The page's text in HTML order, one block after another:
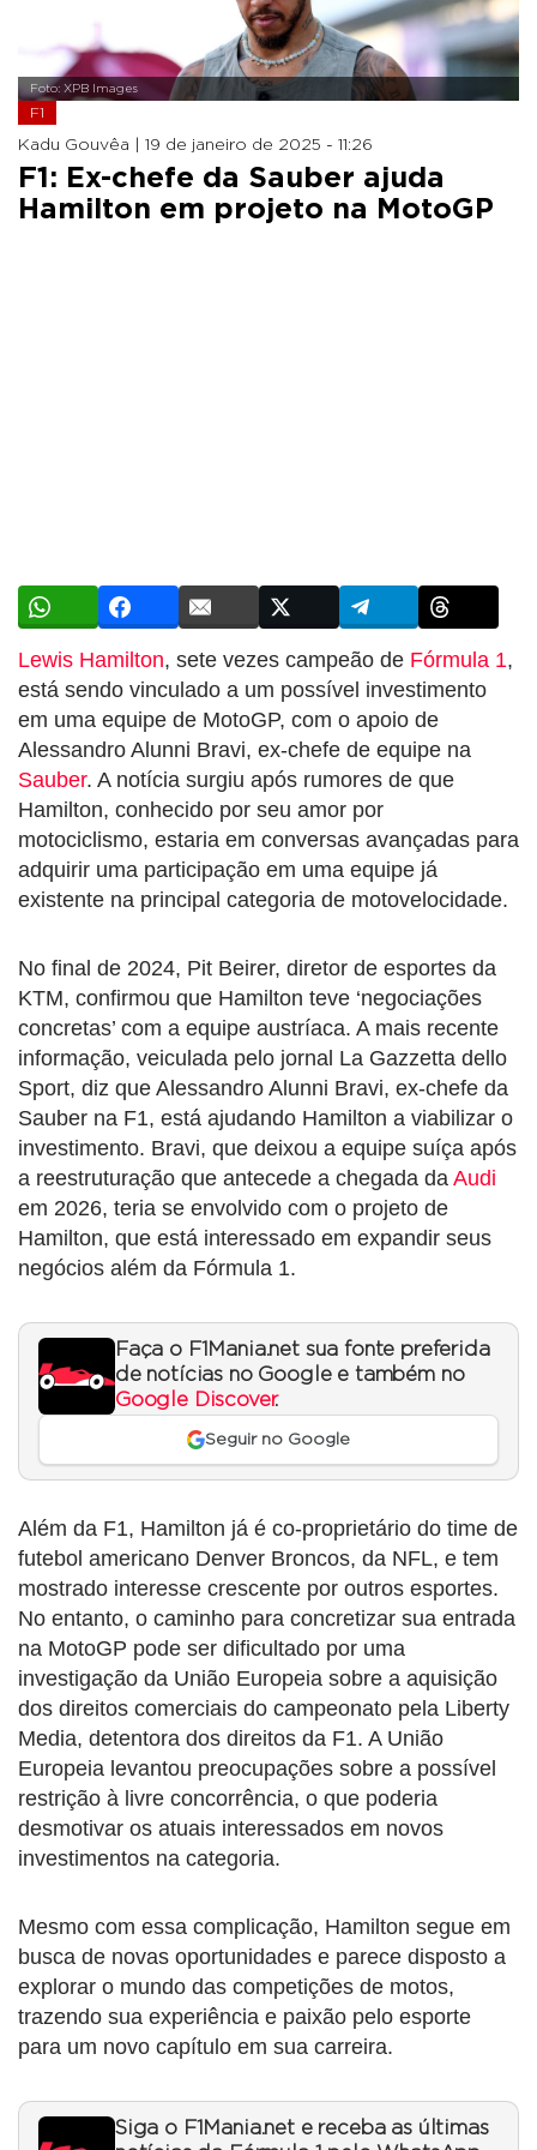
Foto: XPB Images
F1
Kadu Gouvêa | 19 de janeiro de 2025 - 11:26
F1: Ex-chefe da Sauber ajuda
Hamilton em projeto na MotoGP
Lewis Hamilton, sete vezes campeão de Fórmula 1,
está sendo vinculado a um possível investimento
em uma equipe de MotoGP, com o apoio de
Alessandro Alunni Bravi, ex-chefe de equipe na
Sauber. A notícia surgiu após rumores de que
Hamilton, conhecido por seu amor por
motociclismo, estaria em conversas avançadas para
adquirir uma participação em uma equipe já
existente na principal categoria de motovelocidade.
No final de 2024, Pit Beirer, diretor de esportes da
KTM, confirmou que Hamilton teve ‘negociações
concretas’ com a equipe austríaca. A mais recente
informação, veiculada pelo jornal La Gazzetta dello
Sport, diz que Alessandro Alunni Bravi, ex-chefe da
Sauber na F1, está ajudando Hamilton a viabilizar o
investimento. Bravi, que deixou a equipe suíça após
a reestruturação que antecede a chegada da Audi
em 2026, teria se envolvido com o projeto de
Hamilton, que está interessado em expandir seus
negócios além da Fórmula 1.
Faça o F1Mania.net sua fonte preferida
de notícias no Google e também no
Google Discover.
Seguir no Google
Além da F1, Hamilton já é co-proprietário do time de
futebol americano Denver Broncos, da NFL, e tem
mostrado interesse crescente por outros esportes.
No entanto, o caminho para concretizar sua entrada
na MotoGP pode ser dificultado por uma
investigação da União Europeia sobre a aquisição
dos direitos comerciais do campeonato pela Liberty
Media, detentora dos direitos da F1. A União
Europeia levantou preocupações sobre a possível
restrição à livre concorrência, o que poderia
desmotivar os atuais interessados em novos
investimentos na categoria.
Mesmo com essa complicação, Hamilton segue em
busca de novas oportunidades e parece disposto a
explorar o mundo das competições de motos,
trazendo sua experiência e paixão pelo esporte
para um novo capítulo em sua carreira.
Siga o F1Mania.net e receba as últimas